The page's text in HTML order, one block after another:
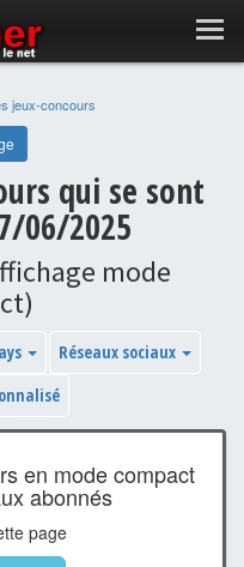
jeux-concours
qui se sont
06/2025
mode
Réseaux sociaux
en mode compact
abonnés
page